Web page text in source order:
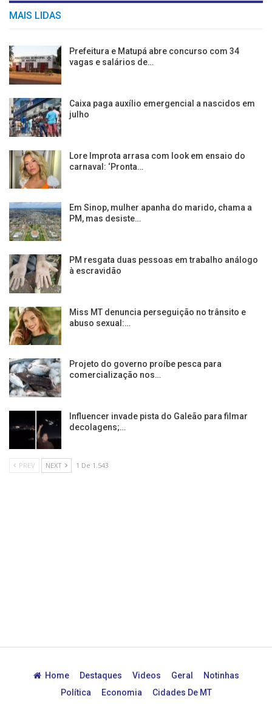
MAIS LIDAS
Prefeitura e Matupá abre concurso com 34
vagas e salários de…
Caixa paga auxílio emergencial a nascidos em
julho
Lore Improta arrasa com look em ensaio do
carnaval: ‘Pronta…
Em Sinop, mulher apanha do marido, chama a
PM, mas desiste…
PM resgata duas pessoas em trabalho análogo
à escravidão
Miss MT denuncia perseguição no trânsito e
abuso sexual:…
Projeto do governo proíbe pesca para
comercialização nos…
Influencer invade pista do Galeão para filmar
decolagens;…
PREV NEXT 1 De 1.543
Home Destaques Videos Geral
Notinhas
Política
Economia Cidades De MT